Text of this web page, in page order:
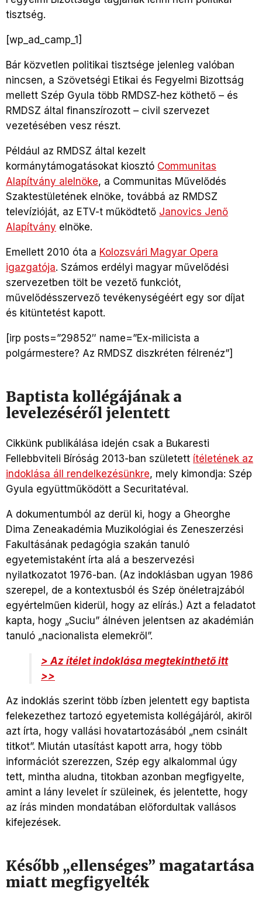
tisztség.
[wp_ad_camp_1]
Bár közvetlen politikai tisztsége jelenleg valóban
nincsen, a Szövetségi Etikai és Fegyelmi Bizottság
mellett Szép Gyula több RMDSZ-hez köthető – és
RMDSZ által finanszírozott – civil szervezet
vezetésében vesz részt.
Például az RMDSZ által kezelt
kormánytámogatásokat kiosztó Communitas
Alapítvány alelnöke, a Communitas Művelődés
Szaktestületének elnöke, továbbá az RMDSZ
televízióját, az ETV-t működtető Janovics Jenő
Alapítvány elnöke.
Emellett 2010 óta a Kolozsvári Magyar Opera
igazgatója. Számos erdélyi magyar művelődési
szervezetben tölt be vezető funkciót,
művelődésszervező tevékenységéért egy sor díjat
és kitüntetést kapott.
[irp posts=”29852″ name=”Ex-milicista a
polgármestere? Az RMDSZ diszkréten félrenéz”]
Baptista kollégájának a
levelezéséről jelentett
Cikkünk publikálása idején csak a Bukaresti
Fellebbviteli Bíróság 2013-ban született ítéletének az
indoklása áll rendelkezésünkre, mely kimondja: Szép
Gyula együttműködött a Securitatéval.
A dokumentumból az derül ki, hogy a Gheorghe
Dima Zeneakadémia Muzikológiai és Zeneszerzési
Fakultásának pedagógia szakán tanuló
egyetemistaként írta alá a beszervezési
nyilatkozatot 1976-ban. (Az indoklásban ugyan 1986
szerepel, de a kontextusból és Szép önéletrajzából
egyértelműen kiderül, hogy az elírás.) Azt a feladatot
kapta, hogy „Suciu” álnéven jelentsen az akadémián
tanuló „nacionalista elemekről”.
> Az ítélet indoklása megtekinthető itt
>>
Az indoklás szerint több ízben jelentett egy baptista
felekezethez tartozó egyetemista kollégájáról, akiről
azt írta, hogy vallási hovatartozásából „nem csinált
titkot”. Miután utasítást kapott arra, hogy több
információt szerezzen, Szép egy alkalommal úgy
tett, mintha aludna, titokban azonban megfigyelte,
amint a lány levelet ír szüleinek, és jelentette, hogy
az írás minden mondatában előfordultak vallásos
kifejezések.
Később „ellenséges” magatartása
miatt megfigyelték